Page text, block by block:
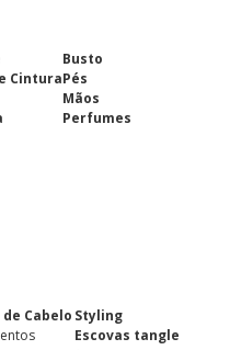
Cintura
Busto
Pés
Mãos
Perfumes
Cabelo Styling
Escovas tangle